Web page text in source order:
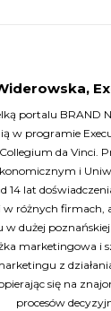
portalu BRAND
w programie
da Vinci.
i
14 lat
różnych firmach,
dużej
marketingowa i
z
się na
procesów